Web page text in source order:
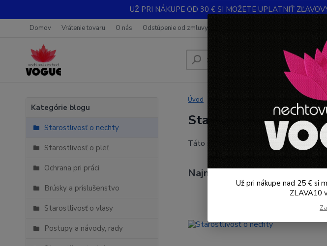
UŽ PRI NÁKUPE OD 30 € SI MOŽETE UPLATNIŤ
Domov Vrátenie tovaru O nás Odstúpenie od zmluvy
Kategórie blogu
Starostlivosť o nechty
Starostlivosť o pleť
Ochrana pri práci
Brúsky a príslušenstvo
Starostlivosť o vlasy
Postupy a návody, rady
Úvod Starostlivosť o nechty
Starostlivosť o nechty
Táto sekcia sa venuje článkom
Najnovšie články
Už pri nákupe nad 25 € si
ZLAVA10